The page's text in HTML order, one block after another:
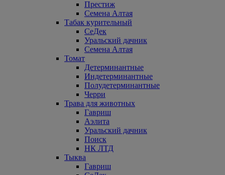
Престиж
Семена Алтая
Табак курительный
СеДек
Уральский дачник
Семена Алтая
Томат
Детерминантные
Индетерминантные
Полудетерминантные
Черри
Трава для животных
Гавриш
Аэлита
Уральский дачник
Поиск
НК ЛТД
Тыква
Гавриш